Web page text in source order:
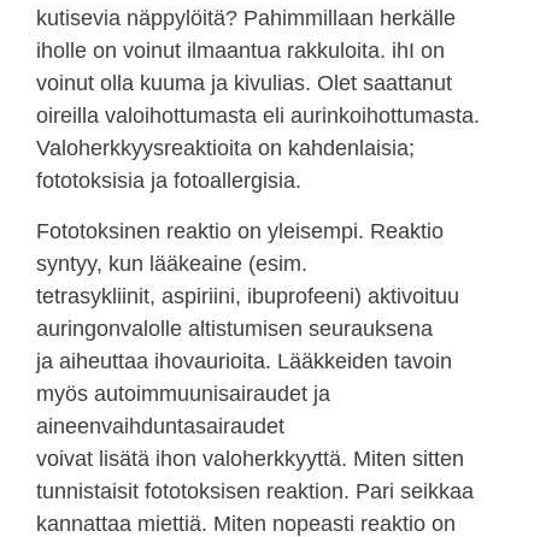
kutisevia näppylöitä? Pahimmillaan herkälle
iholle on voinut ilmaantua rakkuloita. ihI on
voinut olla kuuma ja kivulias. Olet saattanut
oireilla valoihottumasta eli aurinkoihottumasta.
Valoherkkyysreaktioita on kahdenlaisia;
fototoksisia ja fotoallergisia.
Fototoksinen reaktio on yleisempi. Reaktio
syntyy, kun lääkeaine (esim.
tetrasykliinit, aspiriini, ibuprofeeni) aktivoituu
auringonvalolle altistumisen seurauksena
ja aiheuttaa ihovaurioita. Lääkkeiden tavoin
myös autoimmuunisairaudet ja
aineenvaihduntasairaudet
voivat lisätä ihon valoherkkyyttä. Miten sitten
tunnistaisit fototoksisen reaktion. Pari seikkaa
kannattaa miettiä. Miten nopeasti reaktio on